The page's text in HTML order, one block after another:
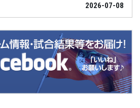
2026-07-08